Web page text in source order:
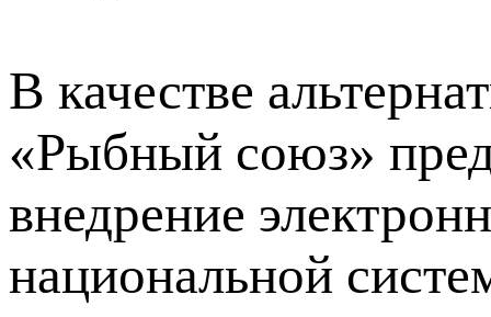
В качестве
«Рыбный союз»
внедрение
национальной